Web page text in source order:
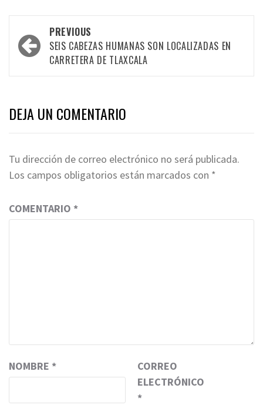
Post
navigation
PREVIOUS
SEIS CABEZAS HUMANAS SON LOCALIZADAS EN
CARRETERA DE TLAXCALA
DEJA UN COMENTARIO
Tu dirección de correo electrónico no será publicada.
Los campos obligatorios están marcados con *
COMENTARIO *
NOMBRE *
CORREO
ELECTRÓNICO
*